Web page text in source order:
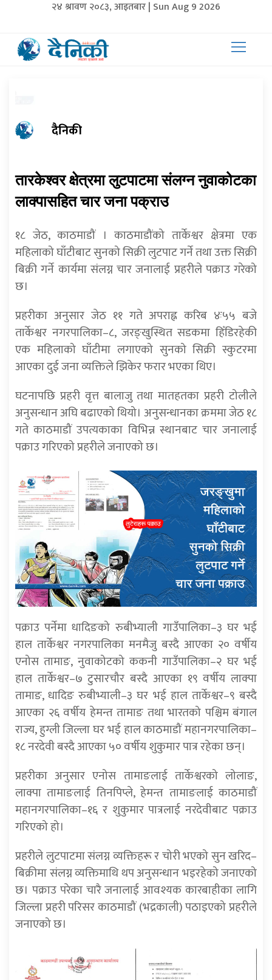
२४ श्रावण २०८३, आइतबार | Sun Aug 9 2026
दैनिकी
तारकेश्वर क्षेत्रमा लुटपाटमा संलग्न नुवाकोटका
लाक्पासहित चार जना पक्राउ
१८ जेठ, काठमाडौं । काठमाडौंको तार्केश्वर क्षेत्रमा एक
महिलाको घाँटीबाट सुनको सिक्री लुटपाट गर्ने तथा उक्त सिक्री
बिक्री गर्ने कार्यमा संलग्न चार जनालाई प्रहरीले पक्राउ गरेको
छ।
प्रहरीका अनुसार जेठ ११ गते अपराह्न करिब ४ः५५ बजे
तार्केश्वर नगरपालिका–८, जरङ्खुस्थित सडकमा हिँडिरहेकी
एक महिलाको घाँटीमा लगाएको सुनको सिक्री स्कुटरमा
आएका दुई जना व्यक्तिले झिकेर फरार भएका थिए।
घटनापछि प्रहरी वृत्त बालाजु तथा मातहतका प्रहरी टोलीले
अनुसन्धान अघि बढाएको थियो। अनुसन्धानका क्रममा जेठ १८
गते काठमाडौं उपत्यकाका विभिन्न स्थानबाट चार जनालाई
पक्राउ गरिएको प्रहरीले जनाएको छ।
पक्राउ पर्नेमा धादिङको रुबीभ्याली गाउँपालिका–३ घर भई
हाल तार्केश्वर नगरपालिका मनमैजु बस्दै आएका २० वर्षीय
एनोस तामाङ, नुवाकोटको ककनी गाउँपालिका–२ घर भई
हाल तार्केश्वर–७ टुसारचौर बस्दै आएका १९ वर्षीय लाक्पा
तामाङ, धादिङ रुबीभ्याली–३ घर भई हाल तार्केश्वर–९ बस्दै
आएका २६ वर्षीय हेमन्त तामाङ तथा भारतको पश्चिम बंगाल
राज्य, हुग्ली जिल्ला घर भई हाल काठमाडौं महानगरपालिका–
१८ नरदेवी बस्दै आएका ५० वर्षीय शुकुमार पात्र रहेका छन्।
प्रहरीका अनुसार एनोस तामाङलाई तार्केश्वरको लोलाङ,
लाक्पा तामाङलाई तिनपिप्ले, हेमन्त तामाङलाई काठमाडौं
महानगरपालिका–१६ र शुकुमार पात्रलाई नरदेवीबाट पक्राउ
गरिएको हो।
प्रहरीले लुटपाटमा संलग्न व्यक्तिहरू र चोरी भएको सुन खरिद–
बिक्रीमा संलग्न व्यक्तिमाथि थप अनुसन्धान भइरहेको जनाएको
छ। पक्राउ परेका चारै जनालाई आवश्यक कारबाहीका लागि
जिल्ला प्रहरी परिसर काठमाडौं (भद्रकाली) पठाइएको प्रहरीले
जनाएको छ।